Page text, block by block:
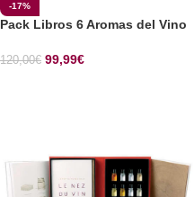
-17%
Pack Libros 6 Aromas del Vino
120,00€ 99,99€